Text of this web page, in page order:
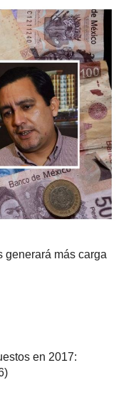
generará más carga
en 2017: